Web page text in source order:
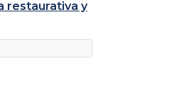
restaurativa y